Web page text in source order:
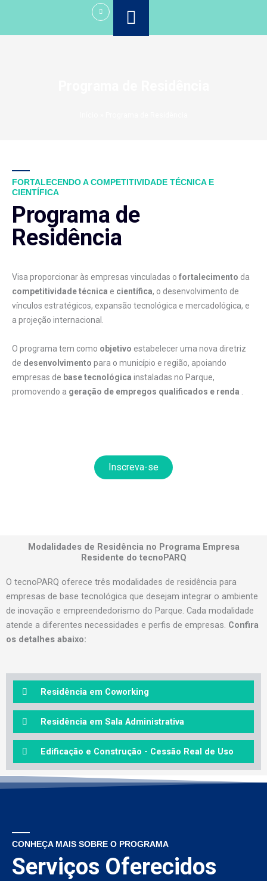
o
FORTALECENDO A COMPETITIVIDADE TÉCNICA E
CIENTÍFICA
Programa de
Residência
Visa proporcionar às empresas vinculadas o fortalecimento da
competitividade técnica e científica, o desenvolvimento de
vínculos estratégicos, expansão tecnológica e mercadológica, e
a projeção internacional.
O programa tem como objetivo estabelecer uma nova diretriz
de desenvolvimento para o município e região, apoiando
empresas de base tecnológica instaladas no Parque,
promovendo a geração de empregos qualificados e renda
Inscreva-se
Modalidades de Residência no Programa Empresa
Residente do tecnoPARQ
O tecnoPARQ oferece três modalidades de residência para
empresas de base tecnológica que desejam integrar o ambiente
de inovação e empreendedorismo do Parque. Cada modalidade
atende a diferentes necessidades e perfis de empresas. Confira
os detalhes abaixo:
Residência em Coworking
Residência em Sala Administrativa
Edificação e Construção - Cessão Real de Uso
CONHEÇA MAIS SOBRE O PROGRAMA
Serviços Oferecidos